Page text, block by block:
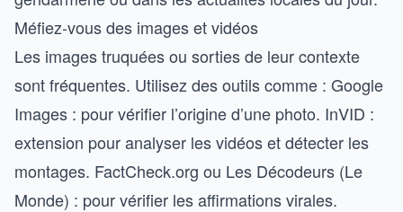
Méfiez-vous des images et vidéos
Les images truquées ou sorties de leur contexte
sont fréquentes. Utilisez des outils comme : Google
Images : pour vérifier l’origine d’une photo. InVID :
extension pour analyser les vidéos et détecter les
montages. FactCheck.org ou Les Décodeurs (Le
Monde) : pour vérifier les affirmations virales.